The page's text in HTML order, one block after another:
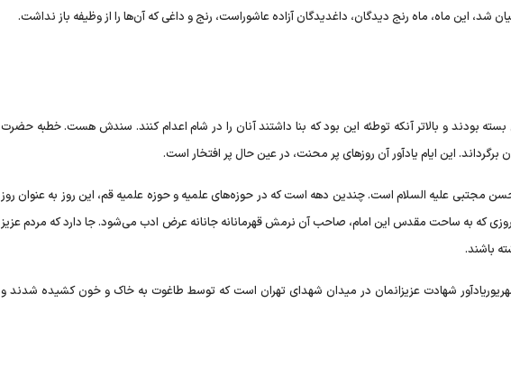
این ماه، ماه رنج دیدگان، داغدیدگان آزاده عاشوراست، رنج و داغی که آن‌ها را از وظیفه باز نداشت.
بسته بودند و بالاتر آنکه توطئه این بود که بنا داشتند آنان را در شام اعدام کنند. سندش هست. خطبه حضرت
برگرداند. این ایام یادآور آن روز‌های پر محنت، در عین حال پر افتخار است.
مجتبی علیه السلام است. چندین دهه است که در حوزه‌های علمیه و حوزه علمیه قم، این روز به عنوان روز
که به ساحت مقدس این امام، صاحب آن نرمش قهرمانانه جانانه عرض ادب می‌شود. جا دارد که مردم عزیز
باشند.
دوم، شهادت‌های ماه شهریور است.۱۷ شهریوریادآور شهادت عزیزانمان در میدان شهدای تهران است که توسط طاغوت به خاک و خون کشیده شدند و